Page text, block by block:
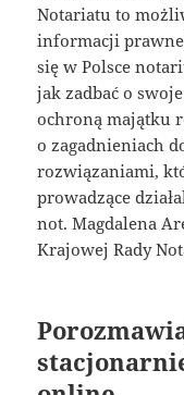
Notariatu to
informacji
się w Polsce
jak zadbać o
ochroną majątku
o zagadnieniach
rozwiązaniami,
prowadzące
not. Magdalena
Krajowej Rady